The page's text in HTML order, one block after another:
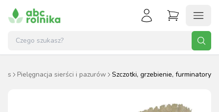
Pielęgnacja sierści i pazurów Szczotki, grzebienie, furminatory